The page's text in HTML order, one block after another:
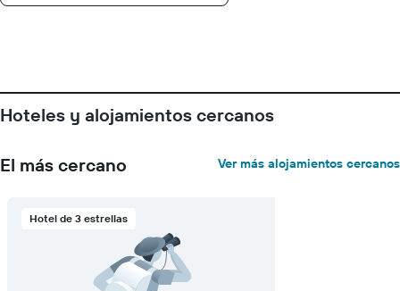
Hoteles y alojamientos cercanos
El más cercano Ver más alojamientos cercanos
Hotel de 3 estrellas